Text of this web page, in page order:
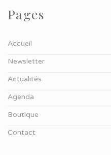
Pages
Accueil
Newsletter
Actualités
Agenda
Boutique
Contact